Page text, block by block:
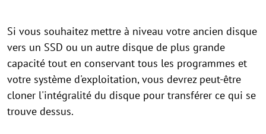
Si vous souhaitez mettre à niveau votre ancien disque
vers un SSD ou un autre disque de plus grande
capacité tout en conservant tous les programmes et
votre système d'exploitation, vous devrez peut-être
cloner l'intégralité du disque pour transférer ce qui se
trouve dessus.